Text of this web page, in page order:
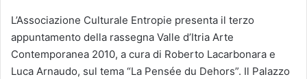
L’Associazione Culturale Entropie presenta il terzo
appuntamento della rassegna Valle d’Itria Arte
Contemporanea 2010, a cura di Roberto Lacarbonara e
Luca Arnaudo, sul tema “La Pensée du Dehors”. Il Palazzo